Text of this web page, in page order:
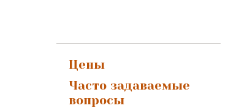
Цены
Часто задаваемые
вопросы